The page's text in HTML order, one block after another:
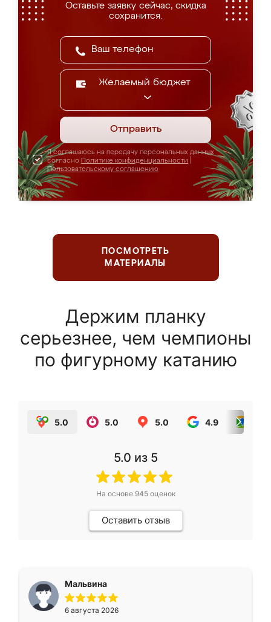
Оставьте заявку сейчас, скидка
сохранится.
Желаемый бюджет
Отправить
Я соглашаюсь на передачу персональных данных
согласно Политике конфиденциальности
Пользовательскому соглашению
ПОСМОТРЕТЬ
МАТЕРИАЛЫ
Держим планку
серьезнее, чем чемпионы
по фигурному катанию
5.0 5.0 5.0 4.9
5.0 из 5
На основе 945оценок
Оставить отзыв
Мальвина
6 августа 2026